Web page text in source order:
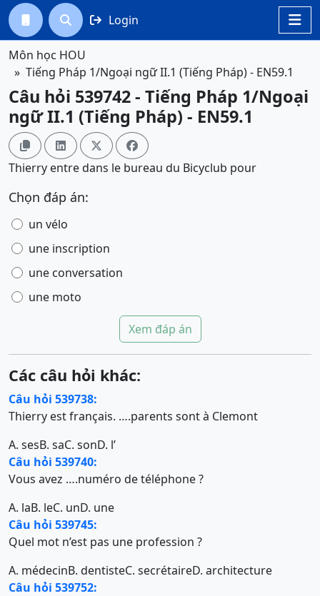

  Login
Môn học HOU
Tiếng Pháp 1/Ngoại ngữ II.1 (Tiếng Pháp) - EN59.1
Câu hỏi 539742 - Tiếng Pháp 1/Ngoại
ngữ II.1 (Tiếng Pháp) - EN59.1
   
Thierry entre dans le bureau du Bicyclub pour
Chọn đáp án:
un vélo
une inscription
une conversation
une moto
Xem đáp án
Các câu hỏi khác:
Câu hỏi 539738:
Thierry est français. ….parents sont à Clemont
A. sesB. saC. sonD. l’
Câu hỏi 539740:
Vous avez ….numéro de téléphone ?
A. laB. leC. unD. une
Câu hỏi 539745:
Quel mot n’est pas une profession ?
A. médecinB. dentisteC. secrétaireD. architecture
Câu hỏi 539752: